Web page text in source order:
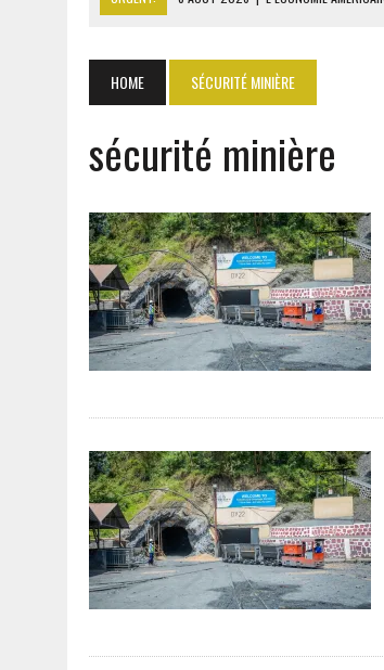
TALLA SYLLA APPELLE DIOMAYE
8 AOÛT 2026 | LIBAN-SUD : LE CHANTIER DE
8 AOÛT 2026
LE SÉNAT AMÉRICAIN ADOPTE UN
HOME SÉCURITÉ MINIÈRE
sécurité minière